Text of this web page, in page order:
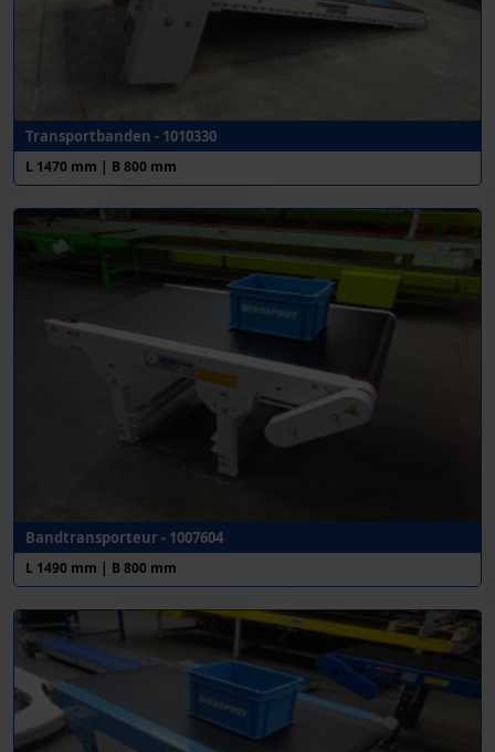
Transportbanden - 1010330
L 1470 mm | B 800 mm
Bandtransporteur - 1007604
L 1490 mm | B 800 mm